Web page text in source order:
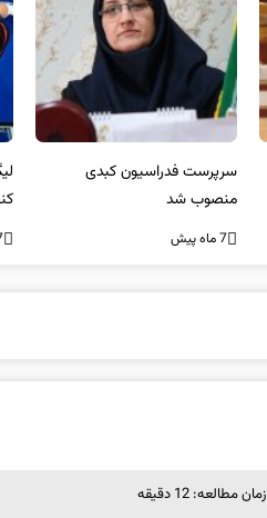
لیگ NBA| پیروزی صدرنشینان
کنفرانس شرق و شکست لیکرز در
غیاب جیمز
7 ماه پیش
زمان مطالعه: 12 دقیقه